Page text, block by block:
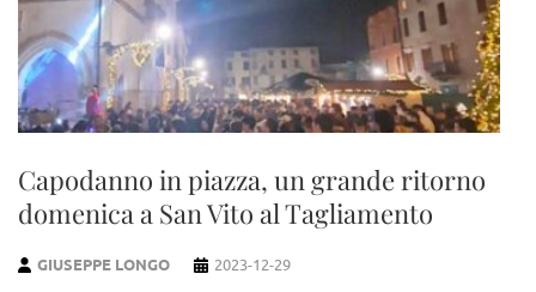
Capodanno in piazza, un grande ritorno
domenica a San Vito al Tagliamento
GIUSEPPE LONGO 2023-12-29